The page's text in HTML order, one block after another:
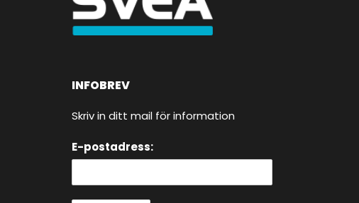
INFOBREV
Skriv in ditt mail för information
E-postadress: